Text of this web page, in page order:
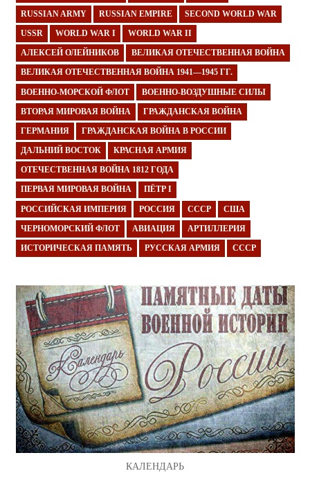
RUSSIAN ARMY RUSSIAN EMPIRE SECOND WORLD WAR
USSR WORLD WAR I WORLD WAR II
АЛЕКСЕЙ ОЛЕЙНИКОВ ВЕЛИКАЯ ОТЕЧЕСТВЕННАЯ ВОЙНА
ВЕЛИКАЯ ОТЕЧЕСТВЕННАЯ ВОЙНА 1941—1945 ГГ.
ВОЕННО-МОРСКОЙ ФЛОТ ВОЕННО-ВОЗДУШНЫЕ СИЛЫ
ВТОРАЯ МИРОВАЯ ВОЙНА ГРАЖДАНСКАЯ ВОЙНА
ГЕРМАНИЯ ГРАЖДАНСКАЯ ВОЙНА В РОССИИ
ДАЛЬНИЙ ВОСТОК КРАСНАЯ АРМИЯ
ОТЕЧЕСТВЕННАЯ ВОЙНА 1812 ГОДА
ПЕРВАЯ МИРОВАЯ ВОЙНА ПЁТР I
РОССИЙСКАЯ ИМПЕРИЯ РОССИЯ СССР США
ЧЕРНОМОРСКИЙ ФЛОТ АВИАЦИЯ АРТИЛЛЕРИЯ
ИСТОРИЧЕСКАЯ ПАМЯТЬ РУССКАЯ АРМИЯ СССР
КАЛЕНДАРЬ